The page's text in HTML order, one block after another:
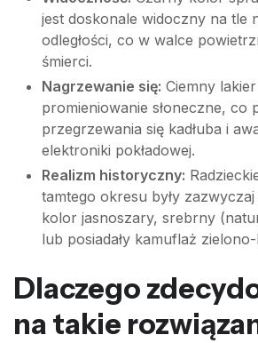
jest doskonale widoczny na tle
odległości, co w walce
śmierci.
Nagrzewanie się: Ciemny
promieniowanie słoneczne, co
przegrzewania się kadłuba i
elektroniki pokładowej.
Realizm historyczny:
tamtego okresu były
kolor jasnoszary, srebrny
lub posiadały kamuflaż
Dlaczego
na takie